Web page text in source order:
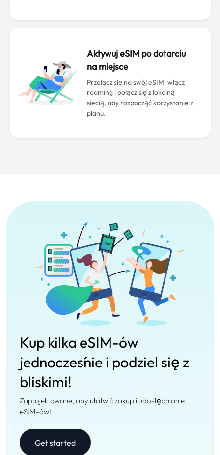
Aktywuj eSIM po dotarciu
na miejsce
Przełącz się na swój eSIM, włącz
roaming i połącz się z lokalną
siecią, aby rozpocząć korzystanie z
planu.
Kup kilka eSIM-ów
jednocześnie i podziel się z
bliskimi!
Zaprojektowane, aby ułatwić zakup i udostępnianie
eSIM-ów!
Get started